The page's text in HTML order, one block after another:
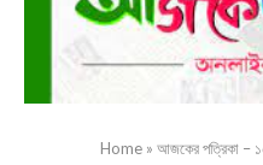
Home » আজকের পত্রিকা –